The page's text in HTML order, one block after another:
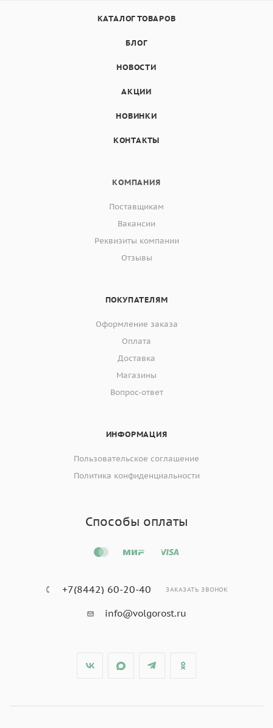
КАТАЛОГ ТОВАРОВ
БЛОГ
НОВОСТИ
АКЦИИ
НОВИНКИ
КОНТАКТЫ
КОМПАНИЯ
Поставщикам
Вакансии
Реквизиты компании
Отзывы
ПОКУПАТЕЛЯМ
Оформление заказа
Оплата
Доставка
Магазины
Вопрос-ответ
ИНФОРМАЦИЯ
Пользовательское соглашение
Политика конфиденциальности
Способы оплаты
+7(8442) 60-20-40 ЗАКАЗАТЬ ЗВОНОК
info@volgorost.ru